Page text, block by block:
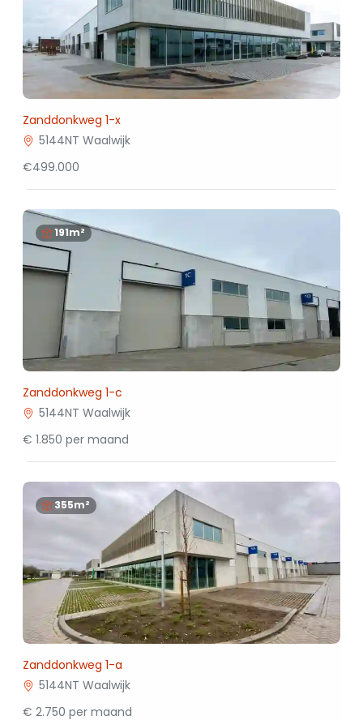
Zanddonkweg 1-x
5144NT Waalwijk
€499.000
191m²
Zanddonkweg 1-c
5144NT Waalwijk
€ 1.850 per maand
355m²
Zanddonkweg 1-a
5144NT Waalwijk
€ 2.750 per maand